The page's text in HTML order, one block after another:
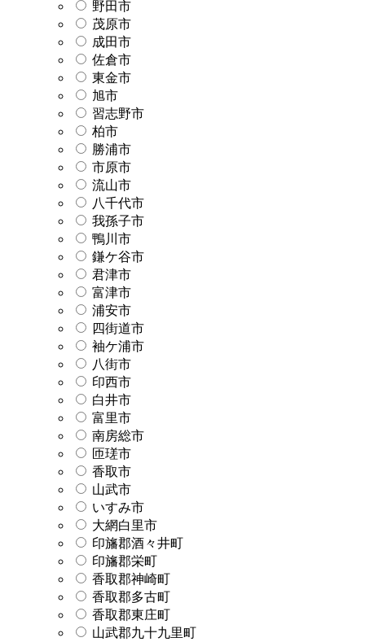
野田市
茂原市
成田市
佐倉市
東金市
旭市
習志野市
柏市
勝浦市
市原市
流山市
八千代市
我孫子市
鴨川市
鎌ケ谷市
君津市
富津市
浦安市
四街道市
袖ケ浦市
八街市
印西市
白井市
富里市
南房総市
匝瑳市
香取市
山武市
いすみ市
大網白里市
印旛郡酒々井町
印旛郡栄町
香取郡神崎町
香取郡多古町
香取郡東庄町
山武郡九十九里町